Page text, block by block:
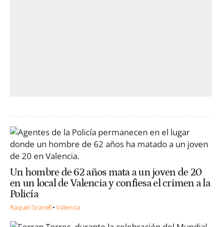
Un hombre de 62 años mata a un joven de 20
en un local de Valencia y confiesa el crimen a la
Policía
Raquel Granell Valencia